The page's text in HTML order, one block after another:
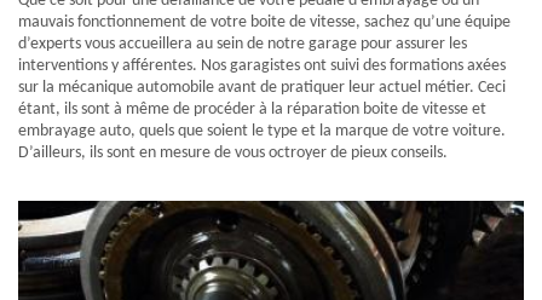
mauvais fonctionnement de votre boite de vitesse, sachez qu’une équipe
d’experts vous accueillera au sein de notre garage pour assurer les
interventions y afférentes. Nos garagistes ont suivi des formations axées
sur la mécanique automobile avant de pratiquer leur actuel métier. Ceci
étant, ils sont à même de procéder à la réparation boite de vitesse et
embrayage auto, quels que soient le type et la marque de votre voiture.
D’ailleurs, ils sont en mesure de vous octroyer de pieux conseils.